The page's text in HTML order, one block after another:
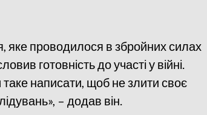
яке проводилося в збройних силах
готовність до участі у війні.
написати, щоб не злити своє
– додав він.